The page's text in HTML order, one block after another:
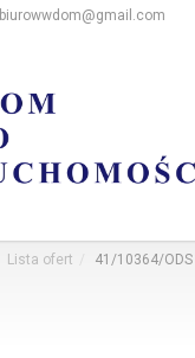
biurowwdom@gmail.com
Lista ofert 41/10364/ODS